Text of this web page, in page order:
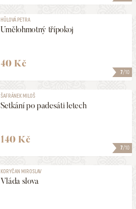
7/10
HŮLOVÁ PETRA
Umělohmotný třípokoj
40 Kč
7/10
ŠAFRÁNEK MILOŠ
Setkání po padesáti letech
140 Kč
KORYČAN MIROSLAV
Vláda slova